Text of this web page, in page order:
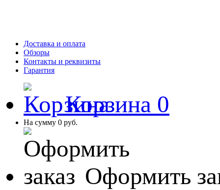
Доставка и оплата
Обзоры
Контакты и реквизиты
Гарантия
Корзина 0
На сумму 0 руб.
Оформить